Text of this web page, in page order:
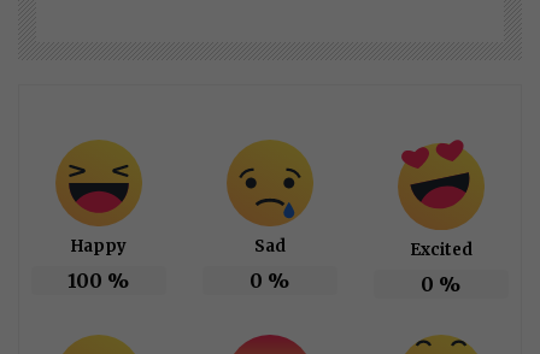
Happy
100 %
Sad
0 %
Excited
0 %